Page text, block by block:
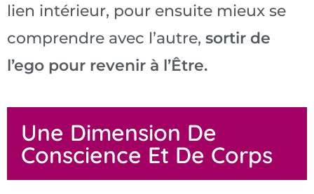
lien intérieur, pour ensuite mieux se
comprendre avec l’autre, sortir de
l’ego pour revenir à l’Être.
Une Dimension De
Conscience Et De Corps